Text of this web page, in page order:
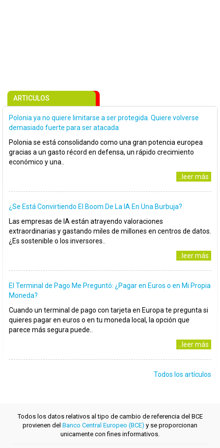
ARTICULOS
Polonia ya no quiere limitarse a ser protegida. Quiere volverse
demasiado fuerte para ser atacada
Polonia se está consolidando como una gran potencia europea
gracias a un gasto récord en defensa, un rápido crecimiento
económico y una..
..leer más
¿Se Está Convirtiendo El Boom De La IA En Una Burbuja?
Las empresas de IA están atrayendo valoraciones
extraordinarias y gastando miles de millones en centros de datos.
¿Es sostenible o los inversores..
..leer más
El Terminal de Pago Me Preguntó: ¿Pagar en Euros o en Mi Propia
Moneda?
Cuando un terminal de pago con tarjeta en Europa te pregunta si
quieres pagar en euros o en tu moneda local, la opción que
parece más segura puede..
..leer más
Todos los artículos
Todos los datos relativos al tipo de cambio de referencia del BCE
provienen del Banco Central Europeo (BCE) y se proporcionan
unicamente con fines informativos.